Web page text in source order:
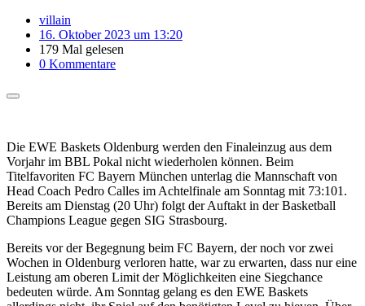
villain
16. Oktober 2023 um 13:20
179 Mal gelesen
0 Kommentare
Die EWE Baskets Oldenburg werden den Finaleinzug aus dem
Vorjahr im BBL Pokal nicht wiederholen können. Beim
Titelfavoriten FC Bayern München unterlag die Mannschaft von
Head Coach Pedro Calles im Achtelfinale am Sonntag mit 73:101.
Bereits am Dienstag (20 Uhr) folgt der Auftakt in der Basketball
Champions League gegen SIG Strasbourg.
Bereits vor der Begegnung beim FC Bayern, der noch vor zwei
Wochen in Oldenburg verloren hatte, war zu erwarten, dass nur eine
Leistung am oberen Limit der Möglichkeiten eine Siegchance
bedeuten würde. Am Sonntag gelang es den EWE Baskets